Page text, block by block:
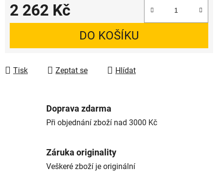
2 262 Kč
Měrná cena:
DO KOŠÍKU
Tisk Zeptat se Hlídat
Doprava zdarma
Při objednání zboží nad 3000 Kč
Záruka originality
Veškeré zboží je originální